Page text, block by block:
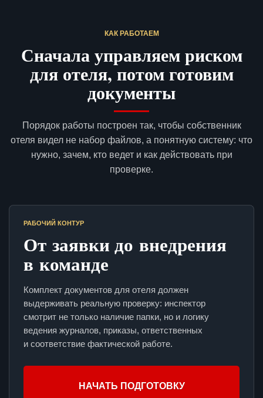
КАК РАБОТАЕМ
Сначала управляем риском
для отеля, потом готовим
документы
Порядок работы построен так, чтобы собственник
отеля видел не набор файлов, а понятную систему: что
нужно, зачем, кто ведет и как действовать при
проверке.
РАБОЧИЙ КОНТУР
От заявки до внедрения
в команде
Комплект документов для отеля должен
выдерживать реальную проверку: инспектор
смотрит не только наличие папки, но и логику
ведения журналов, приказы, ответственных
и соответствие фактической работе.
НАЧАТЬ ПОДГОТОВКУ